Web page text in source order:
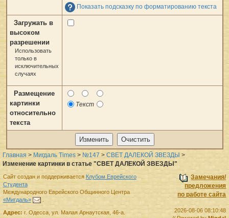
Показать подсказку по форматированию текста
Загружать в
высоком
разрешении
Использовать
только в
исключительных
случаях
Размещение
картинки
относительно
текста
Текст
Главная > Мигдаль Times > №147 > СВЕТ ДАЛЕКОЙ ЗВЕЗДЫ >
Изменение картинки в статье "СВЕТ ДАЛЕКОЙ ЗВЕЗДЫ"
Замечания/
предложения
по работе сайта
2026-08-06 08:10:48
Сайт создан и поддерживается Клубом Еврейского
Студента
Международного Еврейского Общинного Центра
«Мигдаль»
Адрес: г. Одесса, ул. Малая Арнаутская, 46-а.